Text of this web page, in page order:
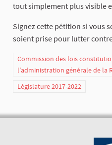
tout simplement plus visible
Signez cette pétition si vous
soient prise pour lutter
Commission des lois
l’administration générale de la
Législature 2017-2022